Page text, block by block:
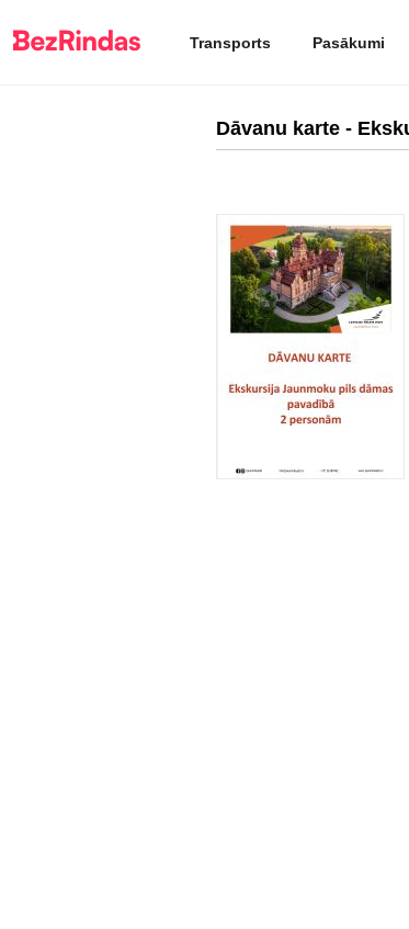
Transports Pasākumi
Dāvanu karte -